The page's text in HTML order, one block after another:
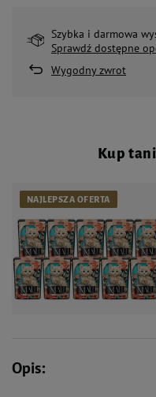
Szybka i darmowa
Sprawdź dostępne
Wygodny zwrot
Kup
NAJLEPSZA OFERTA
Opis: